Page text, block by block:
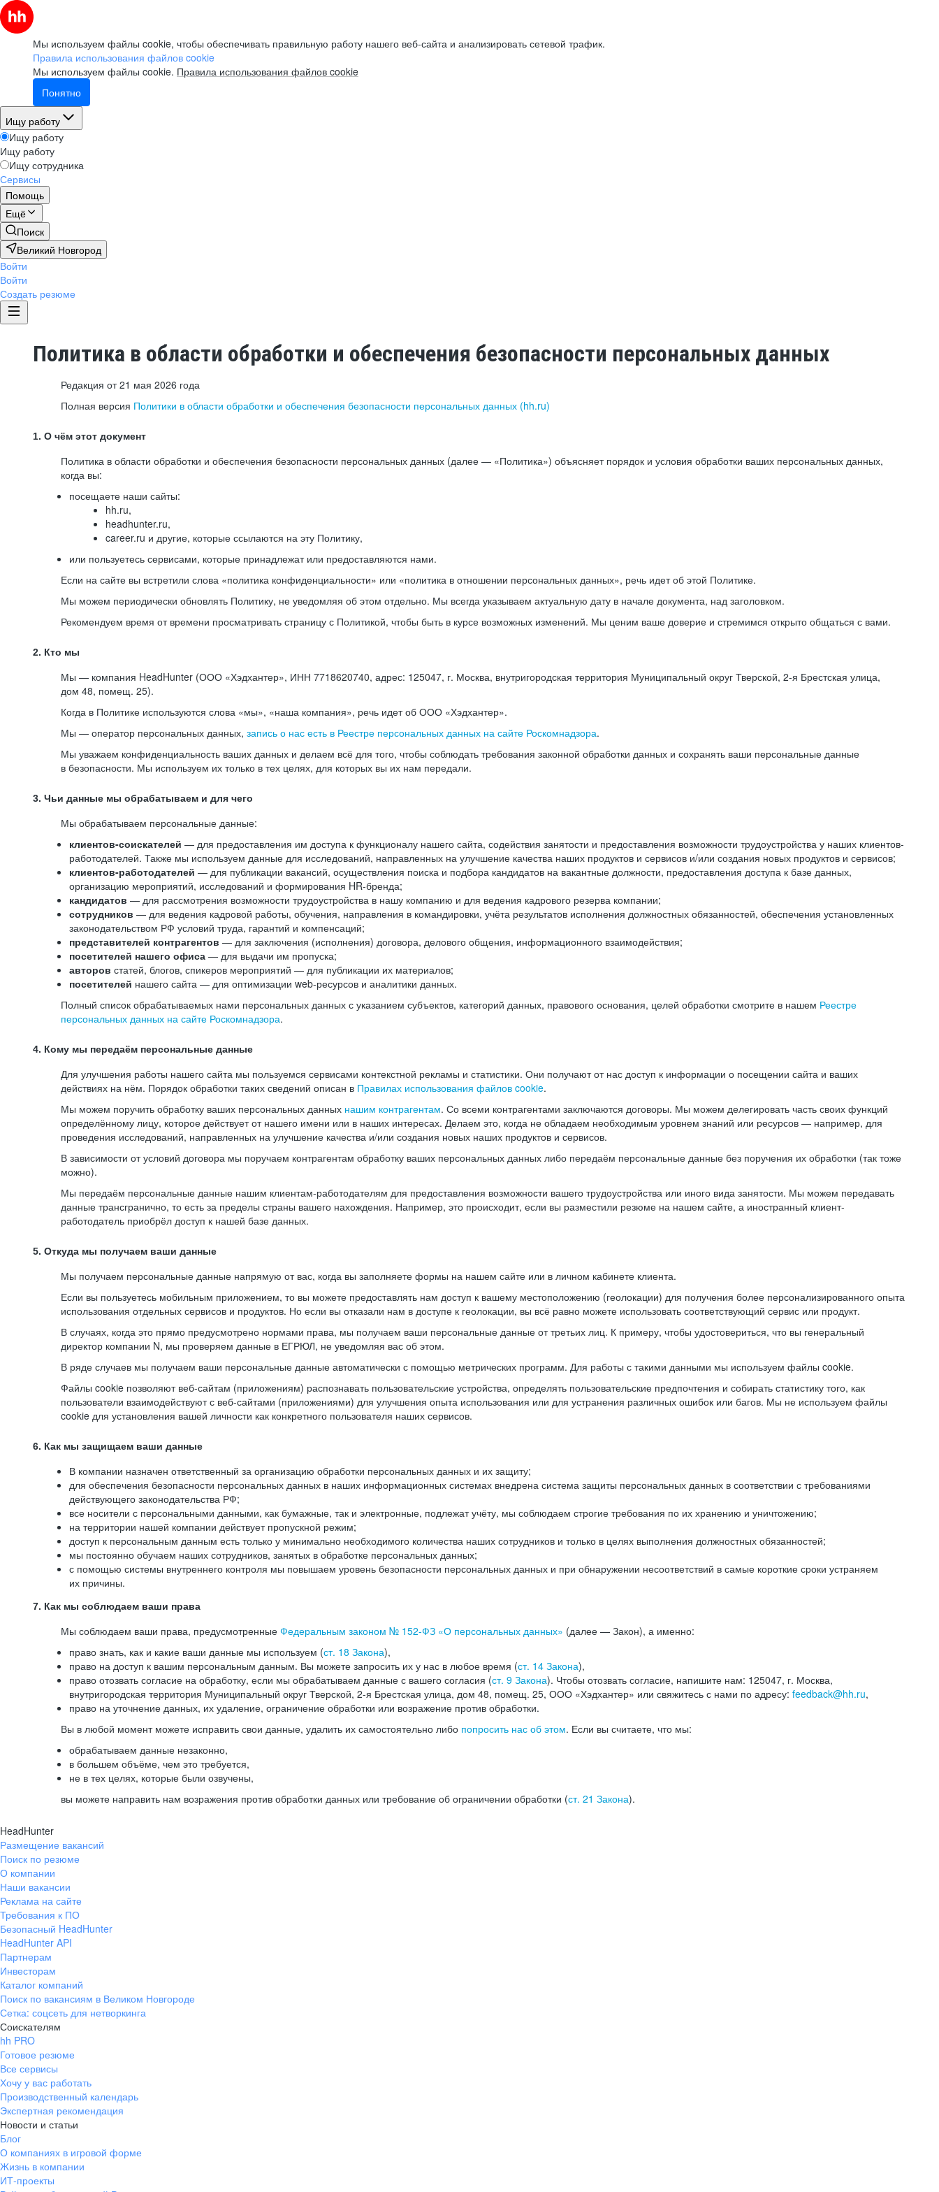
Мы используем файлы cookie, чтобы обеспечивать правильную работу нашего веб-сайта и анализировать сетевой трафик.
Правила использования файлов cookie
Мы используем файлы cookie. Правила использования файлов cookie
Понятно
Ищу работу
Ищу работу
Ищу работу
Ищу сотрудника
Сервисы
Помощь
Ещё
Поиск
Великий Новгород
Войти
Войти
Создать резюме
Политика в области обработки и обеспечения безопасности персональных данных
Редакция от 21 мая 2026 года
Полная версия Политики в области обработки и обеспечения безопасности персональных данных (hh.ru)
1. О чём этот документ
Политика в области обработки и обеспечения безопасности персональных данных (далее — «Политика») объясняет порядок и условия обработки ваших персональных данных,
когда вы:
посещаете наши сайты:
hh.ru,
headhunter.ru,
career.ru и другие, которые ссылаются на эту Политику,
или пользуетесь сервисами, которые принадлежат или предоставляются нами.
Если на сайте вы встретили слова «политика конфиденциальности» или «политика в отношении персональных данных», речь идет об этой Политике.
Мы можем периодически обновлять Политику, не уведомляя об этом отдельно. Мы всегда указываем актуальную дату в начале документа, над заголовком.
Рекомендуем время от времени просматривать страницу с Политикой, чтобы быть в курсе возможных изменений. Мы ценим ваше доверие и стремимся открыто общаться с вами.
2. Кто мы
Мы — компания HeadHunter (ООО «Хэдхантер», ИНН 7718620740, адрес: 125047, г. Москва, внутригородская территория Муниципальный округ Тверской, 2-я Брестская улица,
дом 48, помещ. 25).
Когда в Политике используются слова «мы», «наша компания», речь идет об ООО «Хэдхантер».
Мы — оператор персональных данных, запись о нас есть в Реестре персональных данных на сайте Роскомнадзора.
Мы уважаем конфиденциальность ваших данных и делаем всё для того, чтобы соблюдать требования законной обработки данных и сохранять ваши персональные данные
в безопасности. Мы используем их только в тех целях, для которых вы их нам передали.
3. Чьи данные мы обрабатываем и для чего
Мы обрабатываем персональные данные:
клиентов-соискателей — для предоставления им доступа к функционалу нашего сайта, содействия занятости и предоставления возможности трудоустройства у наших клиентов-
работодателей. Также мы используем данные для исследований, направленных на улучшение качества наших продуктов и сервисов и/или создания новых продуктов и сервисов;
клиентов-работодателей — для публикации вакансий, осуществления поиска и подбора кандидатов на вакантные должности, предоставления доступа к базе данных,
организацию мероприятий, исследований и формирования HR-бренда;
кандидатов — для рассмотрения возможности трудоустройства в нашу компанию и для ведения кадрового резерва компании;
сотрудников — для ведения кадровой работы, обучения, направления в командировки, учёта результатов исполнения должностных обязанностей, обеспечения установленных
законодательством РФ условий труда, гарантий и компенсаций;
представителей контрагентов — для заключения (исполнения) договора, делового общения, информационного взаимодействия;
посетителей нашего офиса — для выдачи им пропуска;
авторов статей, блогов, спикеров мероприятий — для публикации их материалов;
посетителей нашего сайта — для оптимизации web-ресурсов и аналитики данных.
Полный список обрабатываемых нами персональных данных с указанием субъектов, категорий данных, правового основания, целей обработки смотрите в нашем Реестре
персональных данных на сайте Роскомнадзора.
4. Кому мы передаём персональные данные
Для улучшения работы нашего сайта мы пользуемся сервисами контекстной рекламы и статистики. Они получают от нас доступ к информации о посещении сайта и ваших
действиях на нём. Порядок обработки таких сведений описан в Правилах использования файлов cookie.
Мы можем поручить обработку ваших персональных данных нашим контрагентам. Со всеми контрагентами заключаются договоры. Мы можем делегировать часть своих функций
определённому лицу, которое действует от нашего имени или в наших интересах. Делаем это, когда не обладаем необходимым уровнем знаний или ресурсов — например, для
проведения исследований, направленных на улучшение качества и/или создания новых наших продуктов и сервисов.
В зависимости от условий договора мы поручаем контрагентам обработку ваших персональных данных либо передаём персональные данные без поручения их обработки (так тоже
можно).
Мы передаём персональные данные нашим клиентам-работодателям для предоставления возможности вашего трудоустройства или иного вида занятости. Мы можем передавать
данные трансгранично, то есть за пределы страны вашего нахождения. Например, это происходит, если вы разместили резюме на нашем сайте, а иностранный клиент-
работодатель приобрёл доступ к нашей базе данных.
5. Откуда мы получаем ваши данные
Мы получаем персональные данные напрямую от вас, когда вы заполняете формы на нашем сайте или в личном кабинете клиента.
Если вы пользуетесь мобильным приложением, то вы можете предоставлять нам доступ к вашему местоположению (геолокации) для получения более персонализированного опыта
использования отдельных сервисов и продуктов. Но если вы отказали нам в доступе к геолокации, вы всё равно можете использовать соответствующий сервис или продукт.
В случаях, когда это прямо предусмотрено нормами права, мы получаем ваши персональные данные от третьих лиц. К примеру, чтобы удостовериться, что вы генеральный
директор компании N, мы проверяем данные в ЕГРЮЛ, не уведомляя вас об этом.
В ряде случаев мы получаем ваши персональные данные автоматически с помощью метрических программ. Для работы с такими данными мы используем файлы cookie.
Файлы cookie позволяют веб-сайтам (приложениям) распознавать пользовательские устройства, определять пользовательские предпочтения и собирать статистику того, как
пользователи взаимодействуют с веб-сайтами (приложениями) для улучшения опыта использования или для устранения различных ошибок или багов. Мы не используем файлы
cookie для установления вашей личности как конкретного пользователя наших сервисов.
6. Как мы защищаем ваши данные
В компании назначен ответственный за организацию обработки персональных данных и их защиту;
для обеспечения безопасности персональных данных в наших информационных системах внедрена система защиты персональных данных в соответствии с требованиями
действующего законодательства РФ;
все носители с персональными данными, как бумажные, так и электронные, подлежат учёту, мы соблюдаем строгие требования по их хранению и уничтожению;
на территории нашей компании действует пропускной режим;
доступ к персональным данным есть только у минимально необходимого количества наших сотрудников и только в целях выполнения должностных обязанностей;
мы постоянно обучаем наших сотрудников, занятых в обработке персональных данных;
с помощью системы внутреннего контроля мы повышаем уровень безопасности персональных данных и при обнаружении несоответствий в самые короткие сроки устраняем
их причины.
7. Как мы соблюдаем ваши права
Мы соблюдаем ваши права, предусмотренные Федеральным законом № 152-ФЗ «О персональных данных» (далее — Закон), а именно:
право знать, как и какие ваши данные мы используем (ст. 18 Закона),
право на доступ к вашим персональным данным. Вы можете запросить их у нас в любое время (ст. 14 Закона),
право отозвать согласие на обработку, если мы обрабатываем данные с вашего согласия (ст. 9 Закона). Чтобы отозвать согласие, напишите нам: 125047, г. Москва,
внутригородская территория Муниципальный округ Тверской, 2-я Брестская улица, дом 48, помещ. 25, ООО «Хэдхантер» или свяжитесь с нами по адресу: feedback@hh.ru,
право на уточнение данных, их удаление, ограничение обработки или возражение против обработки.
Вы в любой момент можете исправить свои данные, удалить их самостоятельно либо попросить нас об этом. Если вы считаете, что мы:
обрабатываем данные незаконно,
в большем объёме, чем это требуется,
не в тех целях, которые были озвучены,
вы можете направить нам возражения против обработки данных или требование об ограничении обработки (ст. 21 Закона).
HeadHunter
Размещение вакансий
Поиск по резюме
О компании
Наши вакансии
Реклама на сайте
Требования к ПО
Безопасный HeadHunter
HeadHunter API
Партнерам
Инвесторам
Каталог компаний
Поиск по вакансиям в Великом Новгороде
Сетка: соцсеть для нетворкинга
Соискателям
hh PRO
Готовое резюме
Все сервисы
Хочу у вас работать
Производственный календарь
Экспертная рекомендация
Новости и статьи
Блог
О компаниях в игровой форме
Жизнь в компании
ИТ-проекты